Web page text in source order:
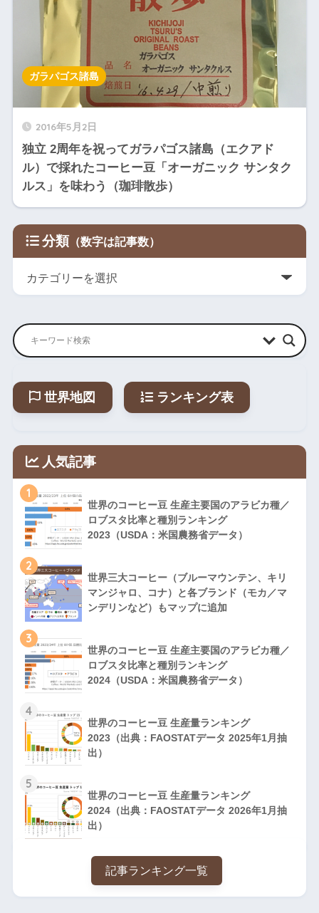
2016年5月2日
独立 2周年を祝ってガラパゴス諸島（エクアド
ル）で採れたコーヒー豆「オーガニック サンタク
ルス」を味わう（珈琲散歩）
ガラパゴス諸島
分類
世界地図 ランキング表
人気記事
1
世界のコーヒー豆 生産主要国のアラビカ種／
ロブスタ比率と種別ランキング
2023（USDA：米国農務省データ）
2
世界三大コーヒー（ブルーマウンテン、キリ
マンジャロ、コナ）と各ブランド（モカ／マ
ンデリンなど）もマップに追加
3
世界のコーヒー豆 生産主要国のアラビカ種／
ロブスタ比率と種別ランキング
2024（USDA：米国農務省データ）
4
世界のコーヒー豆 生産量ランキング
2023（出典：FAOSTATデータ 2025年1月抽
出）
5
世界のコーヒー豆 生産量ランキング
2024（出典：FAOSTATデータ 2026年1月抽
出）
記事ランキング一覧